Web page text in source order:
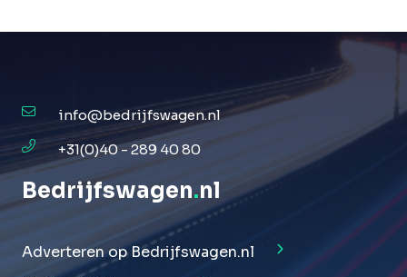
info@bedrijfswagen.nl
+31(0)40 - 289 40 80
Bedrijfswagen.nl
Adverteren op Bedrijfswagen.nl